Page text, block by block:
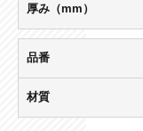
厚み（mm）
品番
材質